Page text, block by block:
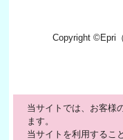
当サイトでは、お客様
ます。
当サイトを利用するこ
Copyright ©Epri